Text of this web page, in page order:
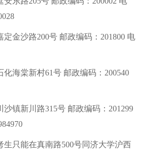
定金沙路200号 邮政编码：201800 电
化海棠新村61号 邮政编码：200540
沙镇新川路315号 邮政编码：201299
生只能在真南路500号同济大学沪西